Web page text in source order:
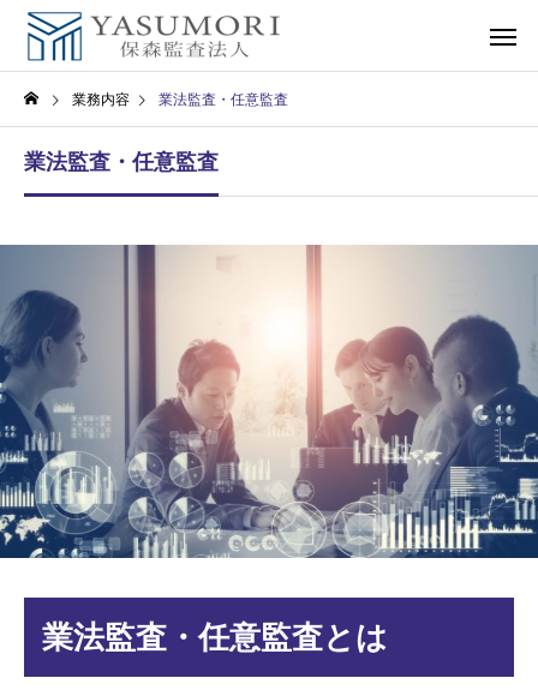
業務内容 業法監査・任意監査
業法監査・任意監査
業法監査・任意監査とは